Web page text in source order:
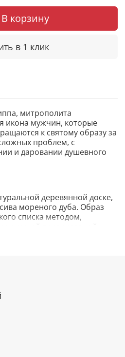
В корзину
в 1 клик
митрополита
икона мужчин, которые
к святому образу за
проблем, с
и даровании душевного
деревянной доске,
мореного дуба. Образ
списка методом,
русской православной
образа
фронтажные грунты,
краски. Венец и
рельефным
жемчугом или